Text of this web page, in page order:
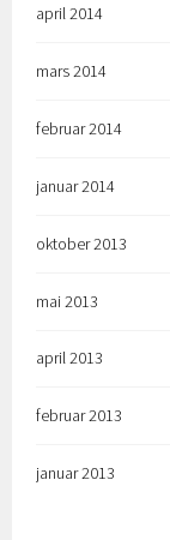
april 2014
mars 2014
februar 2014
januar 2014
oktober 2013
mai 2013
april 2013
februar 2013
januar 2013